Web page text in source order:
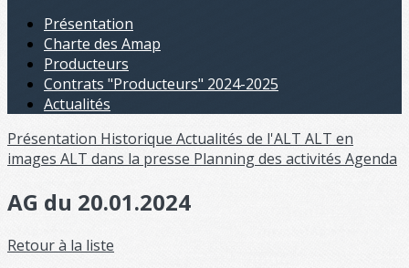
Présentation
Charte des Amap
Producteurs
Contrats "Producteurs" 2024-2025
Actualités
Présentation Historique Actualités de l'ALT ALT en
images ALT dans la presse Planning des activités Agenda
AG du 20.01.2024
Retour à la liste